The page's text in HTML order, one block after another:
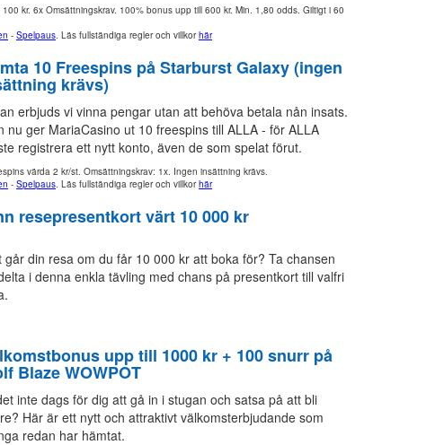
kr. 6x Omsättningskrav. 100% bonus upp till 600 kr. Min. 1,80 odds. Giltigt i 60
- Spelpaus. Läs fullständiga regler och villkorhär
10 Freespins på Starburst Galaxy (ingen
krävs)
erbjuds vi vinna pengar utan att behöva betala nån insats.
nu ger MariaCasino ut 10 freespins till ALLA - för ALLA
registrera ett nytt konto, även de som spelat förut.
värda 2 kr/st. Omsättningskrav: 1x. Ingen insättning krävs.
- Spelpaus. Läs fullständiga regler och villkorhär
resepresentkort värt 10 000 kr
går din resa om du får 10 000 kr att boka för? Ta chansen
i denna enkla tävling med chans på presentkort till valfri
upp till 1000 kr + 100 snurr på
Blaze WOWPOT
inte dags för dig att gå in i stugan och satsa på att bli
Här är ett nytt och attraktivt välkomsterbjudande som
redan har hämtat.